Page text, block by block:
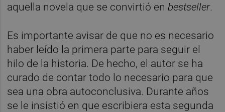
aquella novela que se convirtió enbestseller.
Es importante avisar de que no es necesario
haber leído la primera parte para seguir el
hilo de la historia. De hecho, el autor se ha
curado de contar todo lo necesario para que
sea una obra autoconclusiva. Durante años
se le insistió en que escribiera esta segunda